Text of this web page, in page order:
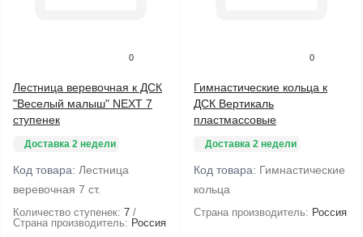
0
Лестница веревочная к ДСК
"Веселый малыш" NEXT 7
ступенек
Доставка 2 недели
Код товара: Лестница
веревочная 7 ст.
Количество ступенек: 7
Страна производитель: Россия
0
Гимнастические кольца к
ДСК Вертикаль
пластмассовые
Доставка 2 недели
Код товара: Гимнастические
кольца
Страна производитель: Россия